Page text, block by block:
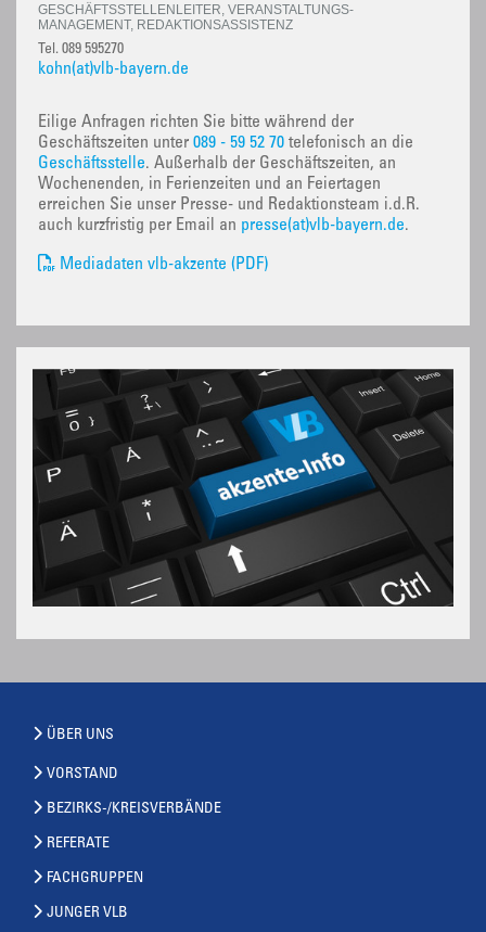
GESCHÄFTSSTELLENLEITER, VERANSTALTUNGS-
MANAGEMENT, REDAKTIONSASSISTENZ
Tel. 089 595270
kohn(at)vlb-bayern.de
Eilige Anfragen richten Sie bitte während der
Geschäftszeiten unter 089 - 59 52 70 telefonisch an die
Geschäftsstelle. Außerhalb der Geschäftszeiten, an
Wochenenden, in Ferienzeiten und an Feiertagen
erreichen Sie unser Presse- und Redaktionsteam i.d.R.
auch kurzfristig per Email an presse(at)vlb-bayern.de.
Mediadaten vlb-akzente (PDF)
ÜBER UNS
VORSTAND
BEZIRKS-/KREISVERBÄNDE
REFERATE
FACHGRUPPEN
JUNGER VLB